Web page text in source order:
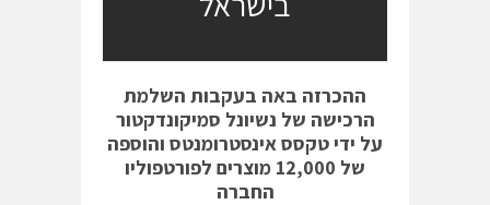
ההכרזה באה בעקבות השלמת
הרכישה של נשיונל סמיקונדקטור
על ידי טקסס אינסטרומנטס והוספה
של 12,000 מוצרים לפורטפוליו
החברה